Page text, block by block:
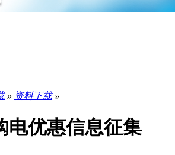
» 资料下载»
电优惠信息征集